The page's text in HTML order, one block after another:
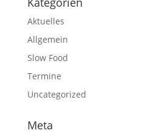
Aktuelles
Allgemein
Slow Food
Termine
Uncategorized
Meta